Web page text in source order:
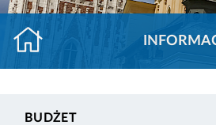
BUDŻET